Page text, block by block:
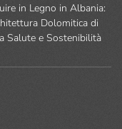
in Legno in Albania:
Dolomitica di
Salute e Sostenibilità